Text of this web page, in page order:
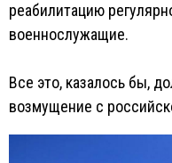
реабилитацию
военнослужащие.
Все это, казалось бы,
возмущение с